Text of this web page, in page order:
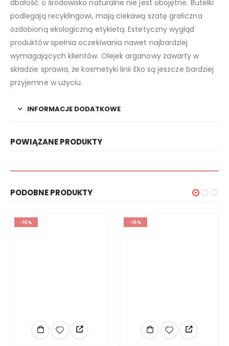
dbałość o środowisko naturalne nie jest obojętne. Butelki
podlegają recyklingowi, mają ciekawą szatę graﬁczna
ozdobioną ekologiczną etykietą. Estetyczny wygląd
produktów spełnia oczekiwania nawet najbardziej
wymagających klientów. Olejek arganowy zawarty w
składzie sprawia, że kosmetyki linii Eko są jeszcze bardziej
przyjemne w użyciu.
INFORMACJE DODATKOWE
POWIĄZANE PRODUKTY
PODOBNE PRODUKTY
-15% -15%